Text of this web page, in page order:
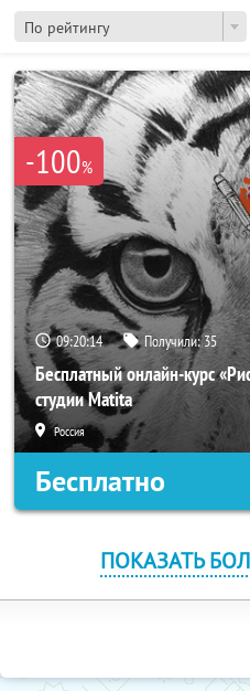
По рейтингу
-100%
09:20:13 Получили:35
Бесплатный онлайн-курс
студии Matita
Россия
Бесплатно
ПОКАЗАТЬ